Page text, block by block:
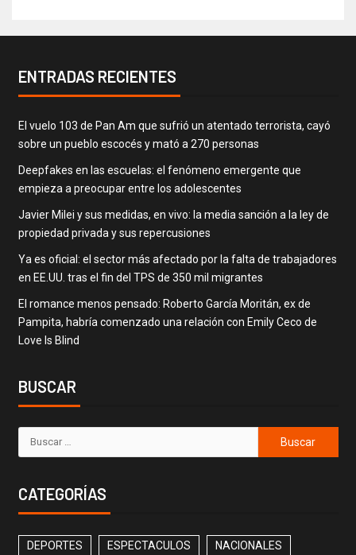
ENTRADAS RECIENTES
El vuelo 103 de Pan Am que sufrió un atentado terrorista, cayó
sobre un pueblo escocés y mató a 270 personas
Deepfakes en las escuelas: el fenómeno emergente que
empieza a preocupar entre los adolescentes
Javier Milei y sus medidas, en vivo: la media sanción a la ley de
propiedad privada y sus repercusiones
Ya es oficial: el sector más afectado por la falta de trabajadores
en EE.UU. tras el fin del TPS de 350 mil migrantes
El romance menos pensado: Roberto García Moritán, ex de
Pampita, habría comenzado una relación con Emily Ceco de
Love Is Blind
BUSCAR
CATEGORÍAS
DEPORTES ESPECTACULOS NACIONALES